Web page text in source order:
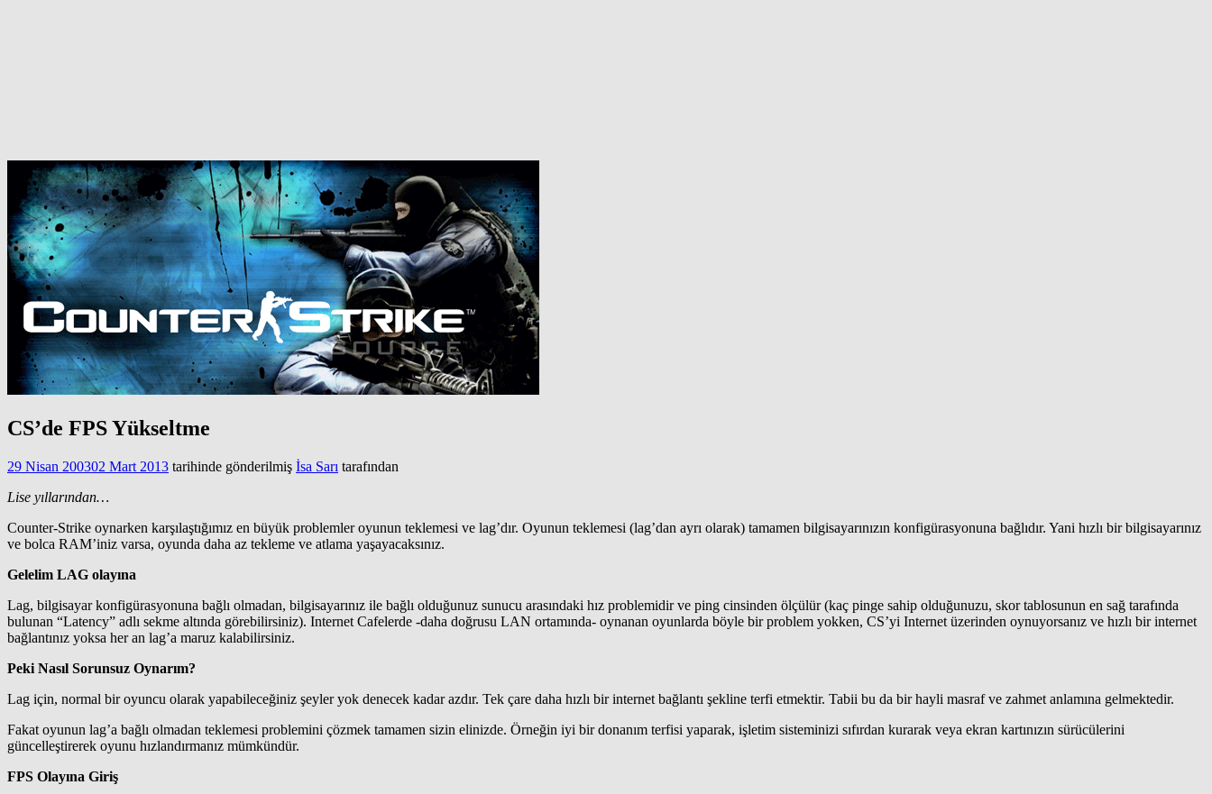
CS’de FPS Yükseltme
29 Nisan 200302 Mart 2013 tarihinde gönderilmiş İsa Sarı tarafından
Lise yıllarından…
Counter-Strike oynarken karşılaştığımız en büyük problemler oyunun teklemesi ve lag’dır. Oyunun teklemesi (lag’dan ayrı olarak) tamamen bilgisayarınızın konfigürasyonuna bağlıdır. Yani hızlı bir bilgisayarınız
ve bolca RAM’iniz varsa, oyunda daha az tekleme ve atlama yaşayacaksınız.
Gelelim LAG olayına
Lag, bilgisayar konfigürasyonuna bağlı olmadan, bilgisayarınız ile bağlı olduğunuz sunucu arasındaki hız problemidir ve ping cinsinden ölçülür (kaç pinge sahip olduğunuzu, skor tablosunun en sağ tarafında
bulunan “Latency” adlı sekme altında görebilirsiniz). Internet Cafelerde -daha doğrusu LAN ortamında- oynanan oyunlarda böyle bir problem yokken, CS’yi Internet üzerinden oynuyorsanız ve hızlı bir internet
bağlantınız yoksa her an lag’a maruz kalabilirsiniz.
Peki Nasıl Sorunsuz Oynarım?
Lag için, normal bir oyuncu olarak yapabileceğiniz şeyler yok denecek kadar azdır. Tek çare daha hızlı bir internet bağlantı şekline terfi etmektir. Tabii bu da bir hayli masraf ve zahmet anlamına gelmektedir.
Fakat oyunun lag’a bağlı olmadan teklemesi problemini çözmek tamamen sizin elinizde. Örneğin iyi bir donanım terfisi yaparak, işletim sisteminizi sıfırdan kurarak veya ekran kartınızın sürücülerini
güncelleştirerek oyunu hızlandırmanız mümkündür.
FPS Olayına Giriş